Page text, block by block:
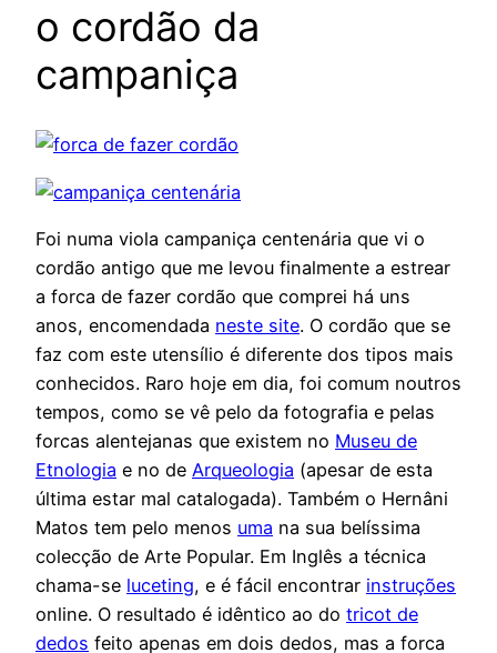
o cordão da
campaniça
Foi numa viola campaniça centenária que vi o
cordão antigo que me levou finalmente a estrear
a forca de fazer cordão que comprei há uns
anos, encomendada neste site. O cordão que se
faz com este utensílio é diferente dos tipos mais
conhecidos. Raro hoje em dia, foi comum noutros
tempos, como se vê pelo da fotografia e pelas
forcas alentejanas que existem no Museu de
Etnologia e no de Arqueologia (apesar de esta
última estar mal catalogada). Também o Hernâni
Matos tem pelo menos uma na sua belíssima
colecção de Arte Popular. Em Inglês a técnica
chama-se luceting, e é fácil encontrar instruções
online. O resultado é idêntico ao do tricot de
dedos feito apenas em dois dedos, mas a forca